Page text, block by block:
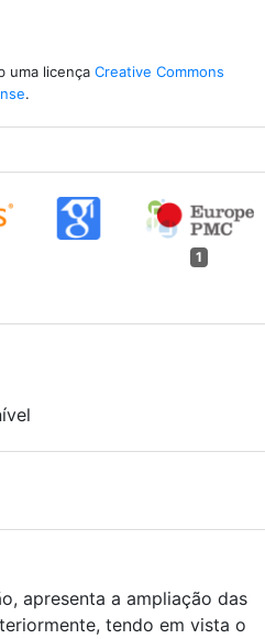
uma licença Creative Commons
.
1
apresenta a ampliação das
tendo em vista o